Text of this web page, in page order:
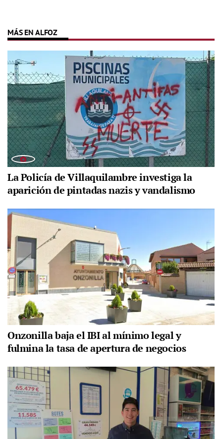
MÁS EN ALFOZ
La Policía de Villaquilambre investiga la
aparición de pintadas nazis y vandalismo
Onzonilla baja el IBI al mínimo legal y
fulmina la tasa de apertura de negocios